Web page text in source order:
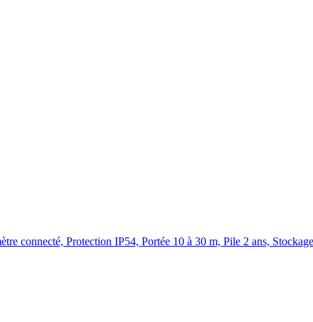
connecté, Protection IP54, Portée 10 à 30 m, Pile 2 ans,